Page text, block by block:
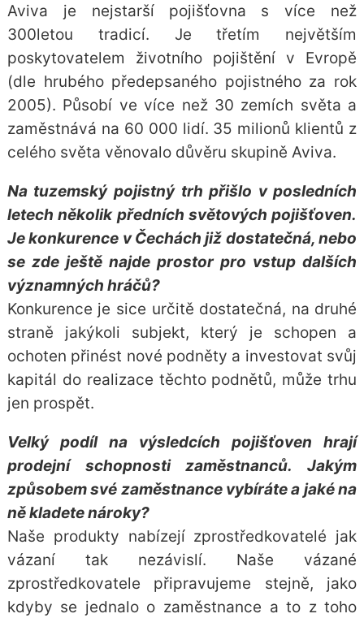
Aviva je nejstarší pojišťovna s více než
300letou tradicí. Je třetím největším
poskytovatelem životního pojištění v Evropě
(dle hrubého předepsaného pojistného za rok
2005). Působí ve více než 30 zemích světa a
zaměstnává na 60 000 lidí. 35 milionů klientů z
celého světa věnovalo důvěru skupině Aviva.
Na tuzemský pojistný trh přišlo v posledních
letech několik předních světových pojišťoven.
Je konkurence v Čechách již dostatečná, nebo
se zde ještě najde prostor pro vstup dalších
významných hráčů?
Konkurence je sice určitě dostatečná, na druhé
straně jakýkoli subjekt, který je schopen a
ochoten přinést nové podněty a investovat svůj
kapitál do realizace těchto podnětů, může trhu
jen prospět.
Velký podíl na výsledcích pojišťoven hrají
prodejní schopnosti zaměstnanců. Jakým
způsobem své zaměstnance vybíráte a jaké na
ně kladete nároky?
Naše produkty nabízejí zprostředkovatelé jak
vázaní tak nezávislí. Naše vázané
zprostředkovatele připravujeme stejně, jako
kdyby se jednalo o zaměstnance a to z toho